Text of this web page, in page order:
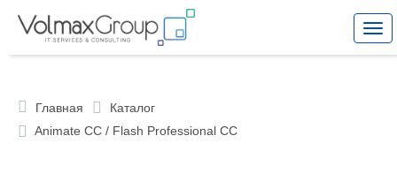
Главная
Каталог
Animate CC / Flash Professional CC